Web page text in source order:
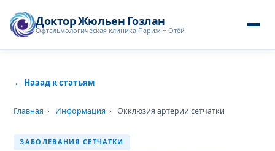
Доктор Жюльен Гозлан
Офтальмологическая клиника Париж – Отёй
← Назад к статьям
Главная › Информация › Окклюзия артерии сетчатки
ЗАБОЛЕВАНИЯ СЕТЧАТКИ